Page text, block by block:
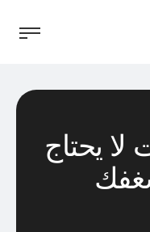
لا يحتاج